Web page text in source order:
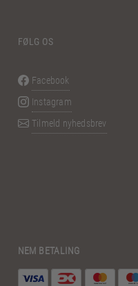
FØLG OS
Facebook
Instagram
Tilmeld nyhedsbrev
NEM BETALING